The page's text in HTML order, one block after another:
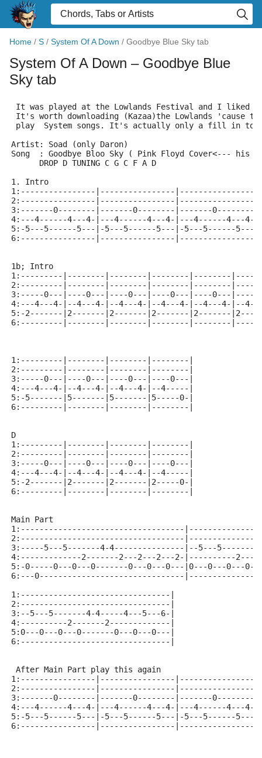
Home / S / System Of A Down / Goodbye Blue Sky tab
System Of A Down – Goodbye Blue
Sky tab
It was played at the Lowlands Festival and I
It's worth downloading (Kazaa)the Lowlands 'cause
play  System songs. It's actually only a fill in to
Artist: Soad (only Daron)
Song  : Goodbye Bloo Sky ( Pink Floyd Cover<--- his
      DROP D TUNING C G C F A D
1. Intro
1:----------------|----------------|----------------
2:----------------|----------------|----------------
3:-------0--------|-------0--------|-------0--------
4:---4------4---4-|---4------4---4-|---4------4---4-
5:-5---5------5---|-5---5------5---|-5---5------5---
6:----------------|----------------|----------------
1b; Intro
1:---------|--------|--------|--------|--------
2:---------|--------|--------|--------|--------
3:-----0---|----0---|----0---|----0---|----0---|----
4:---4---4-|--4---4-|--4---4-|--4---4-|--4---4-|--
5:-2-------|2-------|2-------|2-------|2-------
6:---------|--------|--------|--------|--------
1:---------|--------|--------|--------|
2:---------|--------|--------|--------|
3:-----0---|----0---|----0---|----0---|
4:---4---4-|--4---4-|--4---4-|--4-----|
5:-5-------|5-------|5-------|5-----0-|
6:---------|--------|--------|--------|
D
1:---------|--------|--------|--------|
2:---------|--------|--------|--------|
3:-----0---|----0---|----0---|----0---|
4:---4---4-|--4---4-|--4---4-|--4-----|
5:-2-------|2-------|2-------|2-----0-|
6:---------|--------|--------|--------|
Main Part
1:-----------------------------------
2:-----------------------------------
3:-----5---5-------4-4---------------|--5---5-------
4:-------------2-------2---2---2---2-|----------
5:-0-----0---0---0-------0---0---0---|0---0---0---
6:---0-------------------------------
1:--------------------------------|
2:--------------------------------|
3:--5---5-------4-4-----4---5---6-|
4:----------2-------2-------------|
5:0---0---0---0-------0---0---0---|
6:--------------------------------|
After Main Part play this again
1:----------------|----------------|----------------
2:----------------|----------------|----------------
3:-------0--------|-------0--------|-------0--------
4:---4------4---4-|---4------4---4-|---4------4---4-
5:-5---5------5---|-5---5------5---|-5---5------5---
6:----------------|----------------|----------------